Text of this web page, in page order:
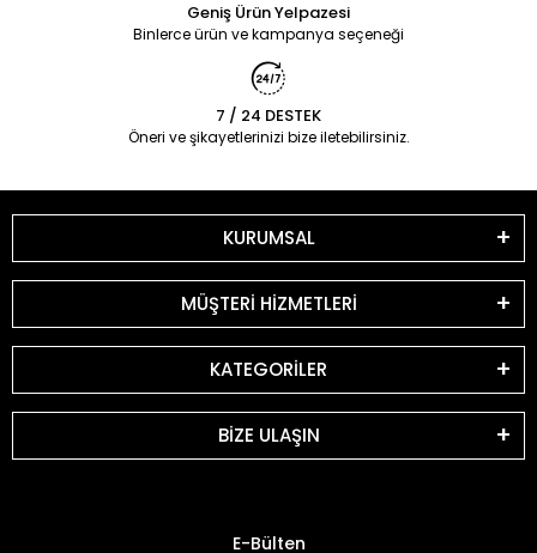
Geniş Ürün Yelpazesi
Binlerce ürün ve kampanya seçeneği
7 / 24 DESTEK
Öneri ve şikayetlerinizi bize iletebilirsiniz.
KURUMSAL
MÜŞTERİ HİZMETLERİ
KATEGORİLER
BİZE ULAŞIN
E-Bülten